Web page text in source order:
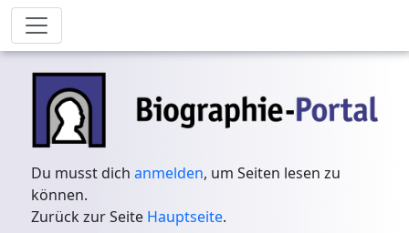
Du musst dichanmelden, um Seiten lesen zu
können.
Zurück zur Seite Hauptseite.